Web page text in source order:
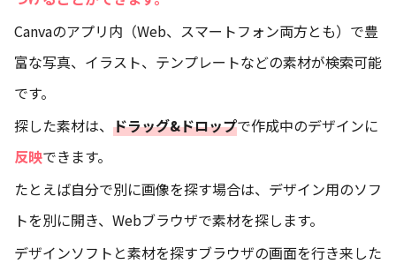
Canvaのアプリ内（Web、スマートフォン両方とも）で豊
富な写真、イラスト、テンプレートなどの素材が検索可能
です。
探した素材は、 ドラッグ&ドロップで作成中のデザインに
反映できます。
たとえば自分で別に画像を探す場合は、デザイン用のソフ
トを別に開き、Webブラウザで素材を探します。
デザインソフトと素材を探すブラウザの画面を行き来した